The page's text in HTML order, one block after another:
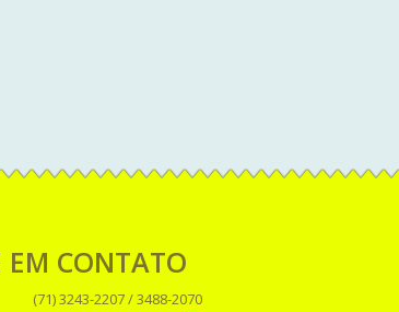
EM CONTATO
(71) 3243-2207 / 3488-2070